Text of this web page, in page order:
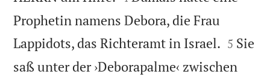
Prophetin namens Debora, die Frau
Lappidots, das Richteramt in Israel. 

5 Sie
saß unter der ›Deborapalme‹ zwischen